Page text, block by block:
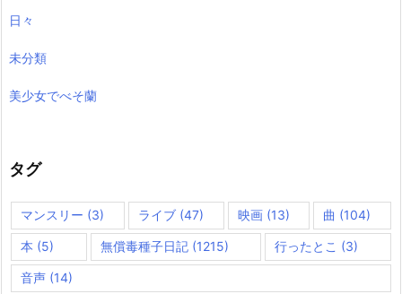
日々
未分類
美少女でべそ蘭
タグ
マンスリー (3) ライブ(47) 映画(13) 曲 (104)
本 (5) 無償毒種子日記(1215) 行ったとこ (3)
音声 (14)